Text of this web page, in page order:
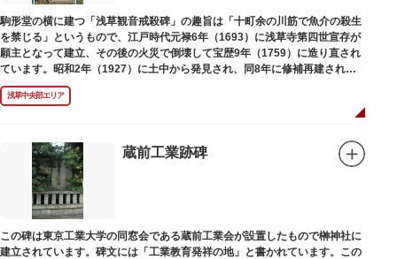
駒形堂の横に建つ「浅草観音戒殺碑」の趣旨は「十町余の川筋で魚介の殺生
を禁じる」というもので、江戸時代元禄6年（1693）に浅草寺第四世宣存が
願主となって建立、その後の火災で倒壊して宝歴9年（1759）に造り直され
ています。昭和2年（1927）に土中から発見され、同8年に修補再建された
碑がどちらのものであるかは不明です。
浅草中央部エリア
蔵前工業跡碑
この碑は東京工業大学の同窓会である蔵前工業会が設置したもので榊神社に
建立されています。碑文には「工業教育発祥の地」と書かれています。この